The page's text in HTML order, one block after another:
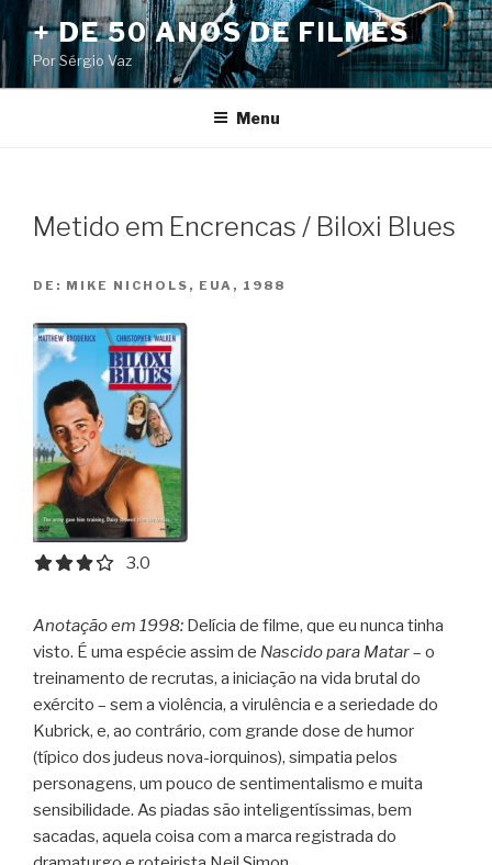
Pular
para
o
conteúdo
+ DE 50 ANOS DE FILMES
Por Sérgio Vaz
Menu
Metido em Encrencas / Biloxi Blues
DE: MIKE NICHOLS, EUA, 1988
3.0 out of 5.0 stars
3.0
Anotação em 1998: Delícia de filme, que eu nunca tinha
visto. É uma espécie assim de Nascido para Matar– o
treinamento de recrutas, a iniciação na vida brutal do
exército – sem a violência, a virulência e a seriedade do
Kubrick, e, ao contrário, com grande dose de humor
(típico dos judeus nova-iorquinos), simpatia pelos
personagens, um pouco de sentimentalismo e muita
sensibilidade. As piadas são inteligentíssimas, bem
sacadas, aquela coisa com a marca registrada do